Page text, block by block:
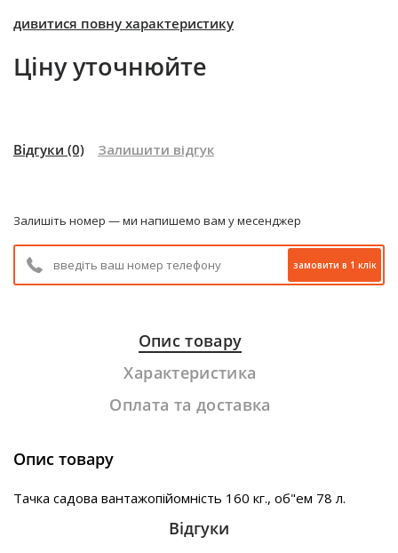
дивитися повну характеристику
Ціну уточнюйте
Відгуки (0) Залишити відгук
Залишіть номер — ми напишемо вам у месенджер
замовити в 1 клік
Опис товару
Характеристика
Оплата та доставка
Опис товару
Тачка садова вантажопійомність 160 кг., об"ем 78 л.
Відгуки